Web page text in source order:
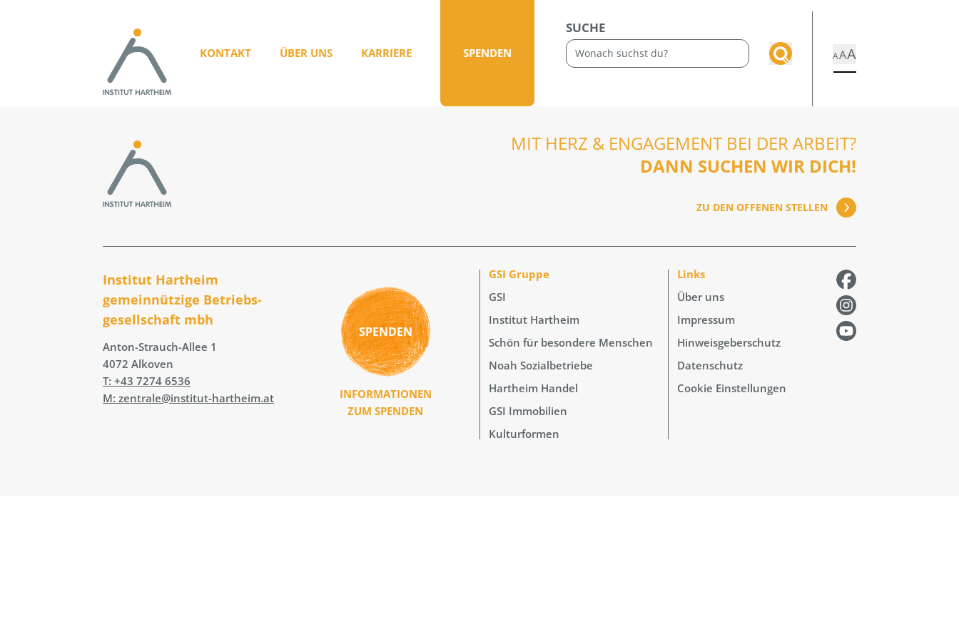
KONTAKT ÜBER UNS KARRIERE SPENDEN
SUCHE
AAA
MIT HERZ & ENGAGEMENT BEI DER ARBEIT?
DANN SUCHEN WIR DICH!
ZU DEN OFFENEN STELLEN
Institut Hartheim
gemeinnützige Betriebs­
gesellschaft mbh
Anton-Strauch-Allee 1
4072 Alkoven
T: +43 7274 6536
M: zentrale@institut-hartheim.at
SPENDEN
INFORMATIONEN
ZUM SPENDEN
GSI Gruppe
GSI
Institut Hartheim
Schön für besondere Menschen
Noah Sozialbetriebe
Hartheim Handel
GSI Immobilien
Kulturformen
Links
Über uns
Impressum
Hinweisgeberschutz
Datenschutz
Cookie Einstellungen